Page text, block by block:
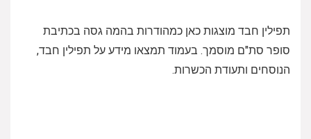
תפילין חבד מוצגות כאן כמהודרות בהמה גסה בכתיבת
סופר סת"ם מוסמך. בעמוד תמצאו מידע על תפילין חבד,
הנוסחים ותעודת הכשרות.